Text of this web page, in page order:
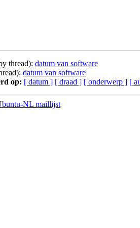
thread): datum van software
datum van software
op: [ datum ] [ draad ] [ onderwerp ] [
NL maillijst